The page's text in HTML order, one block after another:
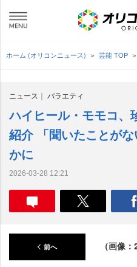
ホーム (オリコンニュース) 芸能 TOP
ニュース バラエティ
ハイヒール・モモコ、
紹介 「聞いたことが
かに
2026-03-28 12:21
前へ （画像